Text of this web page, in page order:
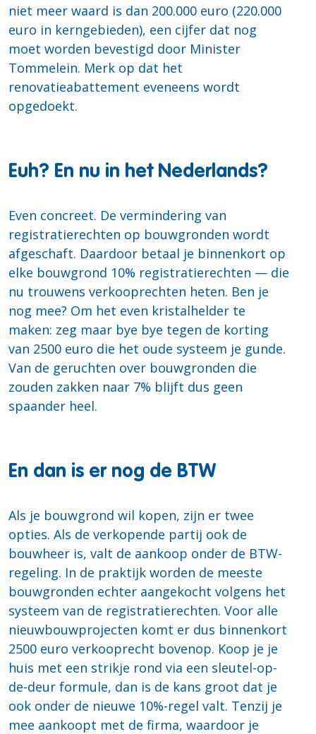
niet meer waard is dan 200.000 euro (220.000
euro in kerngebieden), een cijfer dat nog
moet worden bevestigd door Minister
Tommelein. Merk op dat het
renovatieabattement eveneens wordt
opgedoekt.
Euh? En nu in het Nederlands?
Even concreet. De vermindering van
registratierechten op bouwgronden wordt
afgeschaft. Daardoor betaal je binnenkort op
elke bouwgrond 10% registratierechten — die
nu trouwens verkooprechten heten. Ben je
nog mee? Om het even kristalhelder te
maken: zeg maar bye bye tegen de korting
van 2500 euro die het oude systeem je gunde.
Van de geruchten over bouwgronden die
zouden zakken naar 7% blijft dus geen
spaander heel.
En dan is er nog de BTW
Als je bouwgrond wil kopen, zijn er twee
opties. Als de verkopende partij ook de
bouwheer is, valt de aankoop onder de BTW-
regeling. In de praktijk worden de meeste
bouwgronden echter aangekocht volgens het
systeem van de registratierechten. Voor alle
nieuwbouwprojecten komt er dus binnenkort
2500 euro verkooprecht bovenop. Koop je je
huis met een strikje rond via een sleutel-op-
de-deur formule, dan is de kans groot dat je
ook onder de nieuwe 10%-regel valt. Tenzij je
mee aankoopt met de firma, waardoor je